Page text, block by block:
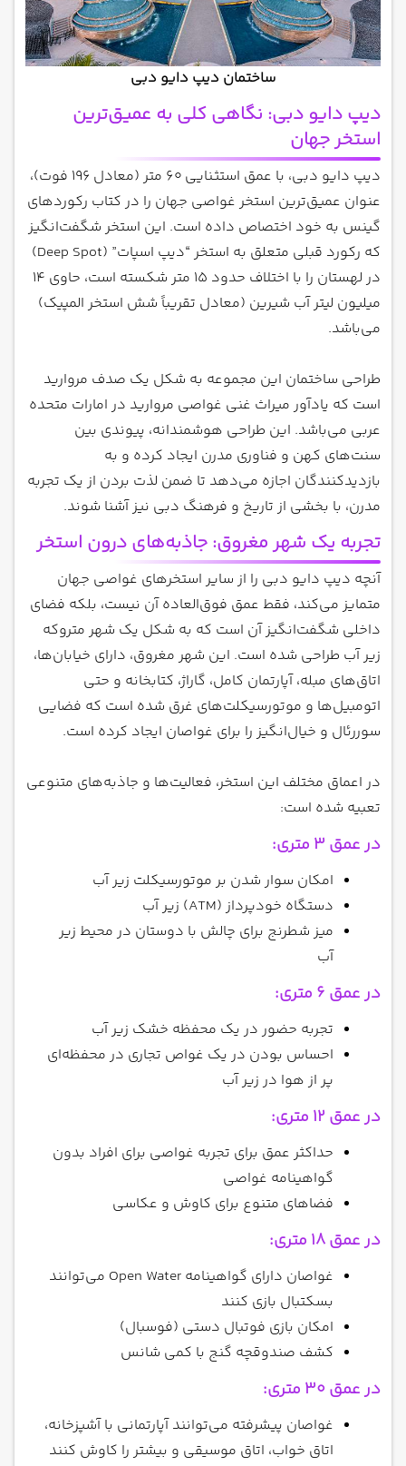
ساختمان دیپ دایو دبی
دیپ دایو دبی: نگاهی کلی به عمیق‌ترین
استخر جهان
دیپ دایو دبی، با عمق استثنایی 60 متر (معادل 196 فوت)،
عنوان عمیق‌ترین استخر غواصی جهان را در کتاب رکوردهای
گینس به خود اختصاص داده است. این استخر شگفت‌انگیز
که رکورد قبلی متعلق به استخر “دیپ اسپات” (Deep Spot)
در لهستان را با اختلاف حدود 15 متر شکسته است، حاوی 14
میلیون لیتر آب شیرین (معادل تقریباً شش استخر المپیک)
می‌باشد.
طراحی ساختمان این مجموعه به شکل یک صدف مروارید
است که یادآور میراث غنی غواصی مروارید در امارات متحده
عربی می‌باشد. این طراحی هوشمندانه، پیوندی بین
سنت‌های کهن و فناوری مدرن ایجاد کرده و به
بازدیدکنندگان اجازه می‌دهد تا ضمن لذت بردن از یک تجربه
مدرن، با بخشی از تاریخ و فرهنگ دبی نیز آشنا شوند.
تجربه یک شهر مغروق: جاذبه‌های درون استخر
آنچه دیپ دایو دبی را از سایر استخرهای غواصی جهان
متمایز می‌کند، فقط عمق فوق‌العاده آن نیست، بلکه فضای
داخلی شگفت‌انگیز آن است که به شکل یک شهر متروکه
زیر آب طراحی شده است. این شهر مغروق، دارای خیابان‌ها،
اتاق‌های مبله، آپارتمان کامل، گاراژ، کتابخانه و حتی
اتومبیل‌ها و موتورسیکلت‌های غرق شده است که فضایی
سوررئال و خیال‌انگیز را برای غواصان ایجاد کرده است.
در اعماق مختلف این استخر، فعالیت‌ها و جاذبه‌های متنوعی
تعبیه شده است:
در عمق 3 متری:
امکان سوار شدن بر موتورسیکلت زیر آب
دستگاه خودپرداز (ATM) زیر آب
میز شطرنج برای چالش با دوستان در محیط زیر
آب
در عمق 6 متری:
تجربه حضور در یک محفظه خشک زیر آب
احساس بودن در یک غواص تجاری در محفظه‌ای
پر از هوا در زیر آب
در عمق 12 متری:
حداکثر عمق برای تجربه غواصی برای افراد بدون
گواهینامه غواصی
فضاهای متنوع برای کاوش و عکاسی
در عمق 18 متری:
غواصان دارای گواهینامه Open Water می‌توانند
بسکتبال بازی کنند
امکان بازی فوتبال دستی (فوسبال)
کشف صندوقچه گنج با کمی شانس
در عمق 30 متری:
غواصان پیشرفته می‌توانند آپارتمانی با آشپزخانه،
اتاق خواب، اتاق موسیقی و بیشتر را کاوش کنند